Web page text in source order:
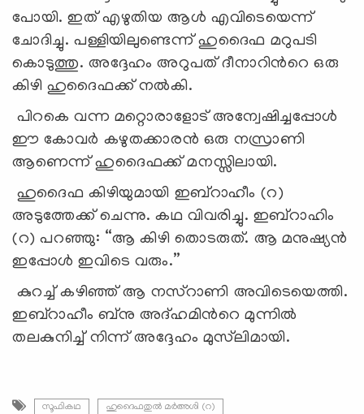
പോയി. ഇത് എഴുതിയ ആൾ എവിടെയെന്ന്
ചോദിച്ചു. പള്ളിയിലുണ്ടെന്ന് ഹുദൈഫ മറുപടി
കൊടുത്തു. അദ്ദേഹം അറുപത് ദീനാറിന്‍റെ ഒരു
കിഴി ഹുദൈഫക്ക് നൽകി.
പിറകെ വന്ന മറ്റൊരാളോട് അന്വേഷിച്ചപ്പോൾ
ഈ കോവർ കഴുതക്കാരൻ ഒരു നസ്രാണി
ആണെന്ന് ഹുദൈഫക്ക് മനസ്സിലായി.
ഹുദൈഫ കിഴിയുമായി ഇബ്റാഹീം (റ)
അടുത്തേക്ക് ചെന്നു. കഥ വിവരിച്ചു. ഇബ്റാഹിം
(റ) പറഞ്ഞു: “ആ കിഴി തൊടരുത്. ആ മനുഷ്യൻ
ഇപ്പോൾ ഇവിടെ വരും.”
കുറച്ച് കഴിഞ്ഞ് ആ നസ്റാണി അവിടെയെത്തി.
ഇബ്റാഹീം ബ്നു അദ്ഹമിന്‍റെ മുന്നിൽ
തലകുനിച്ച് നിന്ന് അദ്ദേഹം മുസ്‍ലിമായി.
സൂഫികഥ ഹുദൈഫതുൽ മർഅശി (റ)